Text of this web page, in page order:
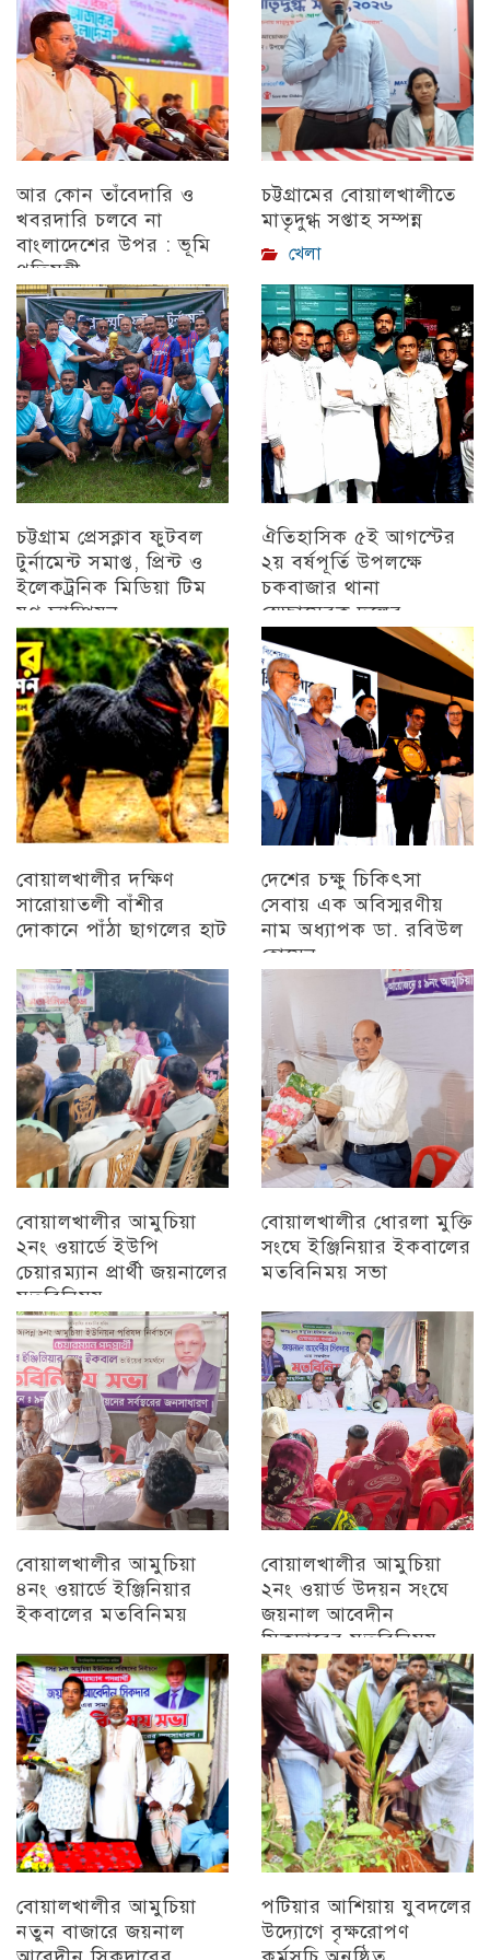
আর কোন তাঁবেদারি ও
খবরদারি চলবে না
বাংলাদেশের উপর : ভূমি
প্রতিমন্ত্রী
চট্টগ্রাম
চট্টগ্রামের বোয়ালখালীতে
মাতৃদুগ্ধ সপ্তাহ সম্পন্ন
খেলা
চট্টগ্রাম প্রেসক্লাব ফুটবল
টুর্নামেন্ট সমাপ্ত, প্রিন্ট ও
ইলেকট্রনিক মিডিয়া টিম
যুগ্ন চ্যাম্পিয়ন
চট্টগ্রাম
ঐতিহাসিক ৫ই আগস্টের
২য় বর্ষপূর্তি উপলক্ষে
চকবাজার থানা
স্বেচ্ছাসেবক দলের
প্রামাণ্যচিত্র প্রদর্শন ও
বিজয় মিছিল
চট্টগ্রাম
বোয়ালখালীর দক্ষিণ
সারোয়াতলী বাঁশীর
দোকানে পাঁঠা ছাগলের হাট
চট্টগ্রাম
দেশের চক্ষু চিকিৎসা
সেবায় এক অবিস্মরণীয়
নাম অধ্যাপক ডা. রবিউল
হোসেন
বোয়ালখালীর আমুচিয়া
২নং ওয়ার্ডে ইউপি
চেয়ারম্যান প্রার্থী জয়নালের
মতবিনিময়
চট্টগ্রাম
বোয়ালখালীর ধোরলা মুক্তি
সংঘে ইঞ্জিনিয়ার ইকবালের
মতবিনিময় সভা
চট্টগ্রাম
বোয়ালখালীর আমুচিয়া
৪নং ওয়ার্ডে ইঞ্জিনিয়ার
ইকবালের মতবিনিময়
চট্টগ্রাম
বোয়ালখালীর আমুচিয়া
২নং ওয়ার্ড উদয়ন সংঘে
জয়নাল আবেদীন
সিকদারের মতবিনিময়
অন্যান্য
বোয়ালখালীর আমুচিয়া
নতুন বাজারে জয়নাল
পটিয়ার আশিয়ায় যুবদলের
উদ্যোগে বৃক্ষরোপণ